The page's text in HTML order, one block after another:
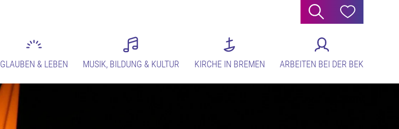
Suche Hilfe
GLAUBEN & LEBEN MUSIK, BILDUNG & KULTUR KIRCHE IN BREMEN ARBEITEN BEI DER BEK